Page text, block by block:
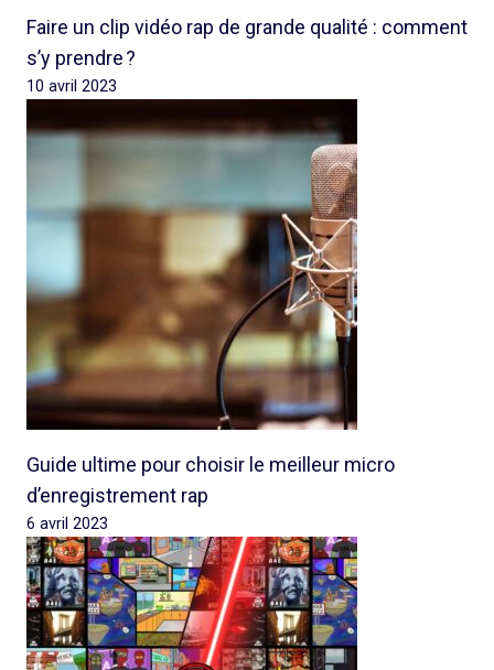
Faire un clip vidéo rap de grande qualité : comment
s’y prendre ?
10 avril 2023
Guide ultime pour choisir le meilleur micro
d’enregistrement rap
6 avril 2023